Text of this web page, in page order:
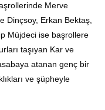
Merve
Dinçsoy, Erkan Bektaş,
Müjdeci ise başrollere
taşıyan Kar ve
atanan genç bir
ve şüpheyle